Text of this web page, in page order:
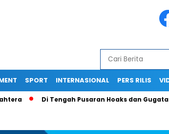
SPORT INTERNASIONAL PERS RILIS
Di Tengah Pusaran Hoaks dan Gugatan